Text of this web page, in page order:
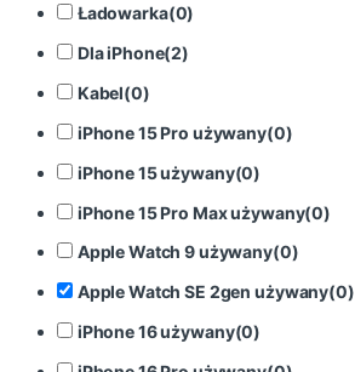
Ładowarka(0)
Dla iPhone(2)
Kabel(0)
iPhone 15 Pro używany(0)
iPhone 15 używany(0)
iPhone 15 Pro Max używany(0)
Apple Watch 9 używany(0)
Apple Watch SE 2gen używany(0)
iPhone 16 używany(0)